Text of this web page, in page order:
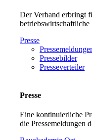
Der Verband erbringt
Presse
Pressebilder
Presseverteiler
Presse
Eine kontinuierliche
die Pressemeldungen